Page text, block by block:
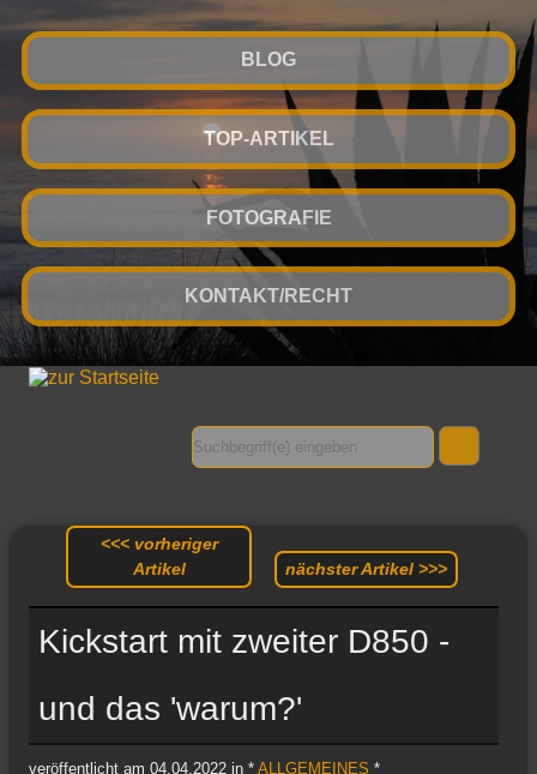
BLOG
TOP-ARTIKEL
FOTOGRAFIE
KONTAKT/RECHT
<<< vorheriger
Artikel
nächster Artikel >>>
Kickstart mit zweiter D850 -
und das 'warum?'
veröffentlicht am 04.04.2022 in * ALLGEMEINES *